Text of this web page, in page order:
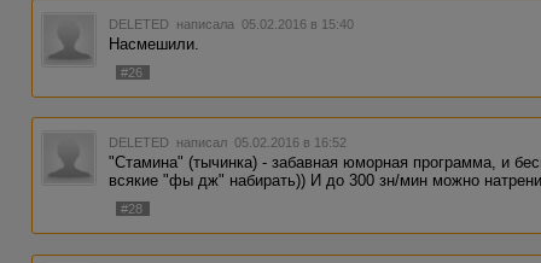
DELETED написала 05.02.2016 в 15:40
Насмешили.
#26
DELETED написал 05.02.2016 в 16:52
"Стамина" (тычинка) - забавная юморная программа, и
всякие "фы дж" набирать)) И до 300 зн/мин можно
#28